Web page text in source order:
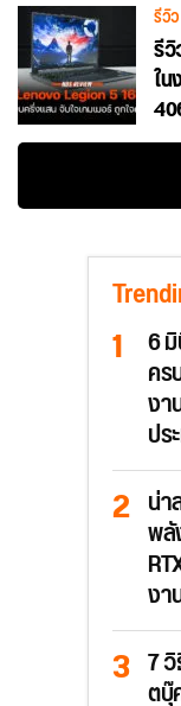
รีวิ
รี
ใ
6
คร
งา
ป
น่า
พลั
งา
7
ตบุ๊